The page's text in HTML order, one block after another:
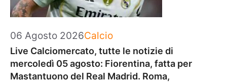
06 Agosto 2026Categorie
Calcio
Live Calciomercato, tutte le notizie di
mercoledì 05 agosto: Fiorentina, fatta per
Mastantuono del Real Madrid. Roma,